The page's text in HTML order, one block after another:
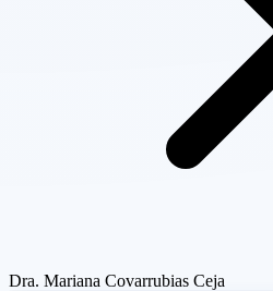
Dra. Mariana Covarrubias Ceja